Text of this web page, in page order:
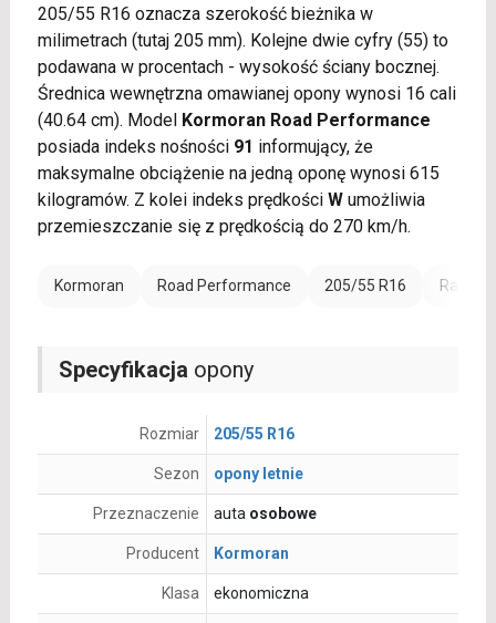
205/55 R16 oznacza szerokość bieżnika w
milimetrach (tutaj 205 mm). Kolejne dwie cyfry (55) to
podawana w procentach - wysokość ściany bocznej.
Średnica wewnętrzna omawianej opony wynosi 16 cali
(40.64 cm). Model Kormoran Road Performance
posiada indeks nośności 91 informujący, że
maksymalne obciążenie na jedną oponę wynosi 615
kilogramów. Z kolei indeks prędkości Wumożliwia
przemieszczanie się z prędkością do 270 km/h.
Kormoran Road Performance 205/55 R16 Rant
Specyfikacja opony
Rozmiar 205/55 R16
Sezon opony letnie
Przeznaczenie auta osobowe
Producent Kormoran
Klasa ekonomiczna